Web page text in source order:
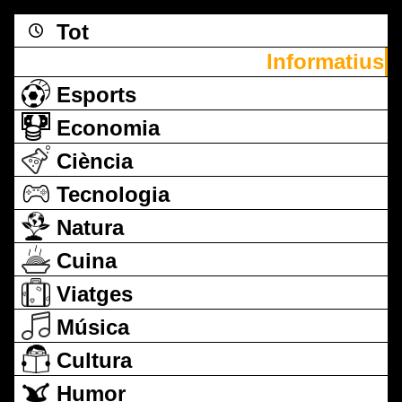
Tot
Informatius
Esports
Economia
Ciència
Tecnologia
Natura
Cuina
Viatges
Música
Cultura
Humor